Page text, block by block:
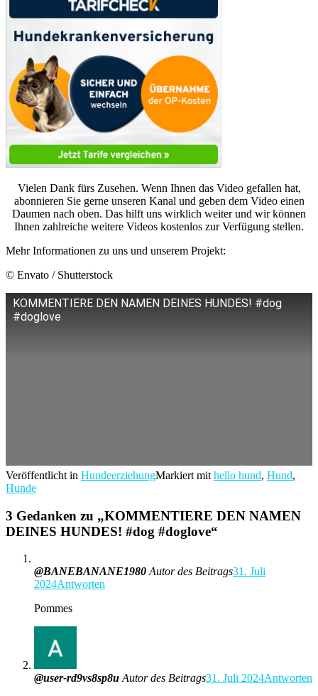
Vielen Dank fürs Zusehen. Wenn Ihnen das Video gefallen hat,
abonnieren Sie gerne unseren Kanal und geben dem Video einen
Daumen nach oben. Das hilft uns wirklich weiter und wir können
Ihnen zahlreiche weitere Videos kostenlos zur Verfügung stellen.
Mehr Informationen zu uns und unserem Projekt:
© Envato / Shutterstock
KOMMENTIERE DEN NAMEN DEINES HUNDES! #dog
#doglove
Veröffentlicht in HundeerziehungMarkiert mit hello hund, Hund,
Hunde
3 Gedanken zu „KOMMENTIERE DEN NAMEN
DEINES HUNDES! #dog #doglove“
@BANEBANANE1980 Autor des Beitrags31. Juli
2024Antworten
Pommes
@user-rd9vs8sp8u Autor des Beitrags31. Juli 2024Antworten